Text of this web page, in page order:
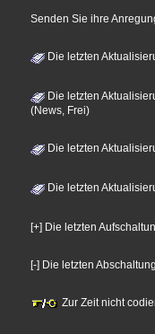
Senden Sie ihre
Die letzten
Die letzten
(News, Frei)
Die letzten
Die letzten
[+] Die letzten
[-] Die letzten
Zur Zeit nicht